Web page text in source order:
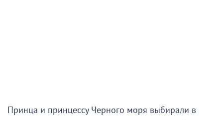
Принца и принцессу Черного моря выбирали в